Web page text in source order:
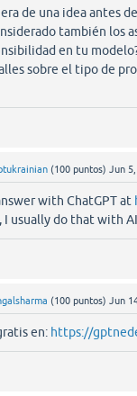
de una idea antes
también los
en tu
sobre el tipo de
(100 puntos) Jun
with ChatGPT at
I usually do that with
(100 puntos) Jun
en: https://